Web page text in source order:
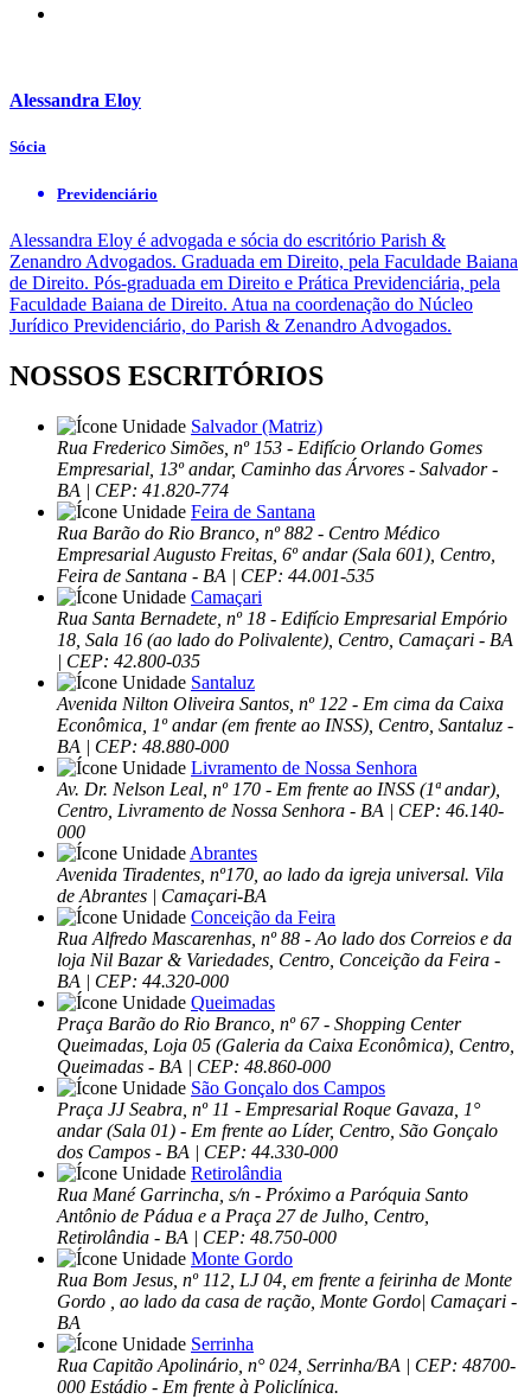
Alessandra Eloy
Sócia
Previdenciário
Alessandra Eloy é advogada e sócia do escritório Parish &
Zenandro Advogados. Graduada em Direito, pela Faculdade Baiana
de Direito. Pós-graduada em Direito e Prática Previdenciária, pela
Faculdade Baiana de Direito. Atua na coordenação do Núcleo
Jurídico Previdenciário, do Parish & Zenandro Advogados.
NOSSOS ESCRITÓRIOS
Salvador (Matriz)
Rua Frederico Simões, nº 153 - Edifício Orlando Gomes
Empresarial, 13º andar, Caminho das Árvores - Salvador -
BA | CEP: 41.820-774
Feira de Santana
Rua Barão do Rio Branco, nº 882 - Centro Médico
Empresarial Augusto Freitas, 6º andar (Sala 601), Centro,
Feira de Santana - BA | CEP: 44.001-535
Camaçari
Rua Santa Bernadete, nº 18 - Edifício Empresarial Empório
18, Sala 16 (ao lado do Polivalente), Centro, Camaçari - BA
| CEP: 42.800-035
Santaluz
Avenida Nilton Oliveira Santos, nº 122 - Em cima da Caixa
Econômica, 1º andar (em frente ao INSS), Centro, Santaluz -
BA | CEP: 48.880-000
Livramento de Nossa Senhora
Av. Dr. Nelson Leal, nº 170 - Em frente ao INSS (1ª andar),
Centro, Livramento de Nossa Senhora - BA | CEP: 46.140-
000
Abrantes
Avenida Tiradentes, nº170, ao lado da igreja universal. Vila
de Abrantes | Camaçari-BA
Conceição da Feira
Rua Alfredo Mascarenhas, nº 88 - Ao lado dos Correios e da
loja Nil Bazar & Variedades, Centro, Conceição da Feira -
BA | CEP: 44.320-000
Queimadas
Praça Barão do Rio Branco, nº 67 - Shopping Center
Queimadas, Loja 05 (Galeria da Caixa Econômica), Centro,
Queimadas - BA | CEP: 48.860-000
São Gonçalo dos Campos
Praça JJ Seabra, nº 11 - Empresarial Roque Gavaza, 1°
andar (Sala 01) - Em frente ao Líder, Centro, São Gonçalo
dos Campos - BA | CEP: 44.330-000
Retirolândia
Rua Mané Garrincha, s/n - Próximo a Paróquia Santo
Antônio de Pádua e a Praça 27 de Julho, Centro,
Retirolândia - BA | CEP: 48.750-000
Monte Gordo
Rua Bom Jesus, nº 112, LJ 04, em frente a feirinha de Monte
Gordo , ao lado da casa de ração, Monte Gordo| Camaçari -
BA
Serrinha
Rua Capitão Apolinário, n° 024, Serrinha/BA | CEP: 48700-
000 Estádio - Em frente à Policlínica.